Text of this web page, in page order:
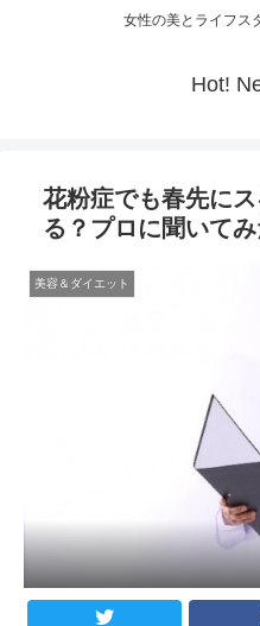
女性の美とライフス
Hot!
花粉症でも春先に
る？プロに聞いて
美容＆ダイエット